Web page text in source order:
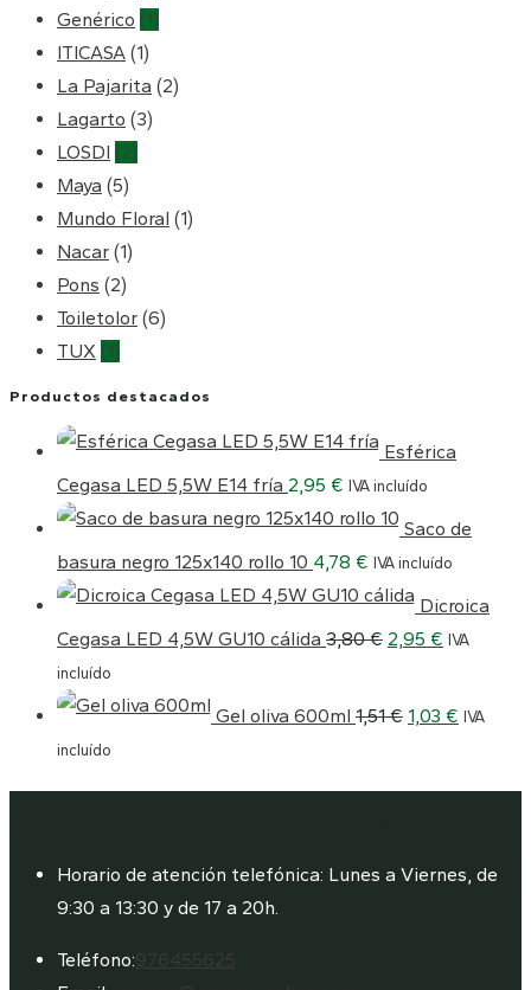
Genérico (1)
ITICASA (1)
La Pajarita (2)
Lagarto (3)
LOSDI (2)
Maya (5)
Mundo Floral (1)
Nacar (1)
Pons (2)
Toiletolor (6)
TUX (1)
Productos destacados
Esférica
Cegasa LED 5,5W E14 fría 2,95 € IVA incluído
Saco de
basura negro 125x140 rollo 10 4,78 € IVA incluído
Dicroica
Cegasa LED 4,5W GU10 cálida 3,80€ El
2,95 € El
IVA
incluído
Gel oliva 600ml 1,51€ 1,03 € IVA
incluído
Horario de atención telefónica: Lunes a Viernes, de
9:30 a 13:30 y de 17 a 20h.
Teléfono:976455625